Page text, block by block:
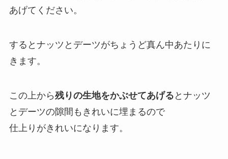
あげてください。
するとナッツとデーツがちょうど真ん中あたりに
きます。
この上から残りの生地をかぶせてあげる とナッツ
とデーツの隙間もきれいに埋まるので
仕上りがきれいになります。